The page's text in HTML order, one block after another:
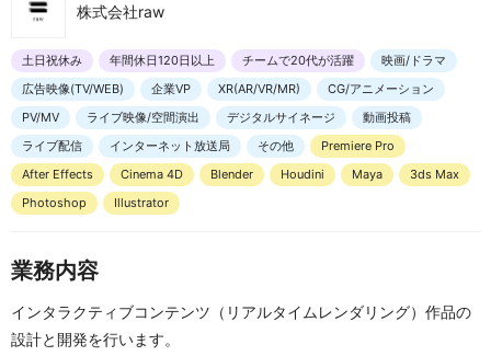
株式会社raw
土日祝休み 年間休日120日以上 チームで20代が活躍
映画/ドラマ
広告映像(TV/WEB)
企業VP XR(AR/VR/MR)
CG/アニメーション
PV/MV
ライブ映像/空間演出 デジタルサイネージ
動画投稿
ライブ配信
インターネット放送局 その他
Premiere Pro
After Effects
Cinema 4D Blender Houdini Maya
3ds Max
Photoshop
Illustrator
業務内容
インタラクティブコンテンツ（リアルタイムレンダリング）作品の
設計と開発を行います。